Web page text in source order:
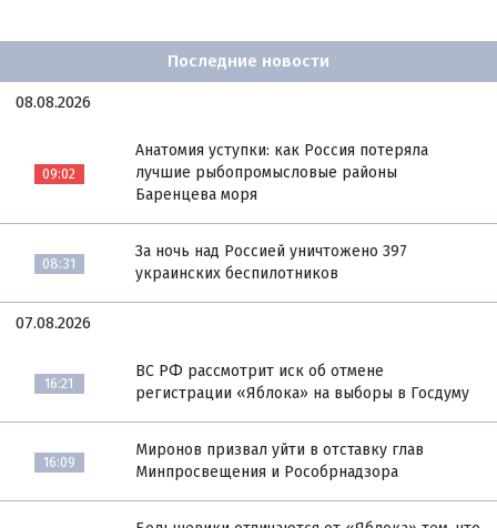
Последние новости
08.08.2026
09:02
Анатомия уступки: как Россия потеряла
лучшие рыбопромысловые районы
Баренцева моря
08:31
За ночь над Россией уничтожено 397
украинских беспилотников
07.08.2026
16:21
ВС РФ рассмотрит иск об отмене
регистрации «Яблока» на выборы в Госдуму
16:09
Миронов призвал уйти в отставку глав
Минпросвещения и Рособрнадзора